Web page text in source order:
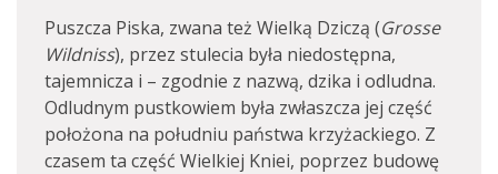
Puszcza Piska, zwana też Wielką Dziczą (Grosse
Wildniss), przez stulecia była niedostępna,
tajemnicza i – zgodnie z nazwą, dzika i odludna.
Odludnym pustkowiem była zwłaszcza jej część
położona na południu państwa krzyżackiego. Z
czasem ta część Wielkiej Kniei, poprzez budowę